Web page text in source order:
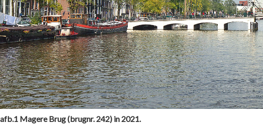
afb.1 Magere Brug (brugnr. 242) in 2021.